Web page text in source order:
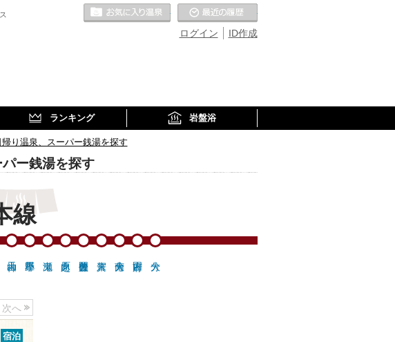
ID作成
ログイン
お気に入りの温泉
ランキング 岩盤浴
り温泉、スーパー銭湯を探す
ー銭湯を探す
線
次へ
宿泊